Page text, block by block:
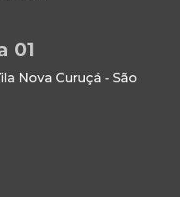
01
Nova Curuçá - São